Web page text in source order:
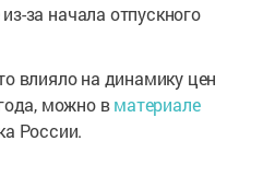
за начала отпускного
влияло на динамику цен
можно вматериале
России.